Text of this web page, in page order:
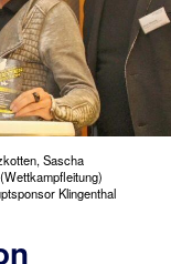
Sascha
Klingenthal